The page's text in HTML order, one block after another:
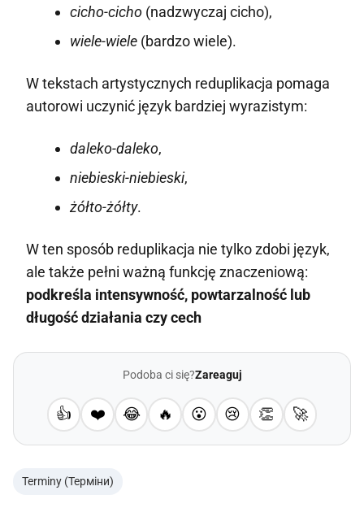
cicho-cicho (nadzwyczaj cicho),
wiele-wiele (bardzo wiele).
W tekstach artystycznych reduplikacja pomaga
autorowi uczynić język bardziej wyrazistym:
daleko-daleko,
niebieski-niebieski,
żółto-żółty.
W ten sposób reduplikacja nie tylko zdobi język,
ale także pełni ważną funkcję znaczeniową:
podkreśla intensywność, powtarzalność lub
długość działania czy cech
Podoba ci się?Zareaguj
👍 ❤️ 😂 🔥 😮 😢 👏 🚀
Terminy (Терміни)